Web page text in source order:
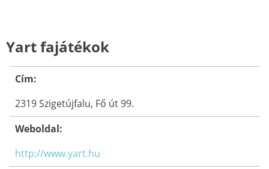
Yart fajátékok
Cím:
2319 Szigetújfalu, Fő út 99.
Weboldal:
http://www.yart.hu